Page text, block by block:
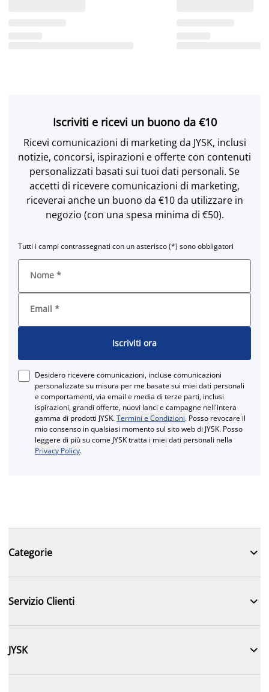
Iscriviti e ricevi un buono da €10
Ricevi comunicazioni di marketing da JYSK, inclusi
notizie, concorsi, ispirazioni e offerte con contenuti
personalizzati basati sui tuoi dati personali. Se
accetti di ricevere comunicazioni di marketing,
riceverai anche un buono da €10 da utilizzare in
negozio (con una spesa minima di €50).
Tutti i campi contrassegnati con un asterisco (*) sono obbligatori
Nome *
Email *
Iscriviti ora
Desidero ricevere comunicazioni, incluse comunicazioni
personalizzate su misura per me basate sui miei dati personali
e comportamenti, via email e media di terze parti, inclusi
ispirazioni, grandi offerte, nuovi lanci e campagne nell'intera
gamma di prodotti JYSK.Termini e Condizioni. Posso revocare il
mio consenso in qualsiasi momento sul sito web di JYSK. Posso
leggere di più su come JYSK tratta i miei dati personali nella
Privacy Policy.
Categorie 
Servizio Clienti 
JYSK 